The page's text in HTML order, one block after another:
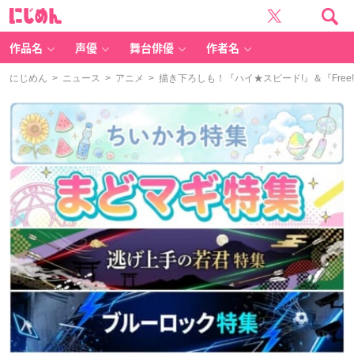
作品名 声優 舞台俳優 作者名
にじめん > ニュース > アニメ > 描き下ろしも！『ハイ★スピード!』＆『